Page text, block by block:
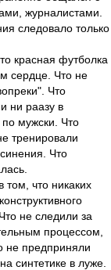
журналистами.
следовало только
красная футболка
сердце. Что не
Что
ни раазу в
по мужски. Что
тренировали
Что
том, что никаких
не следили за
процессом,
не предприняли
синтетике в луже.